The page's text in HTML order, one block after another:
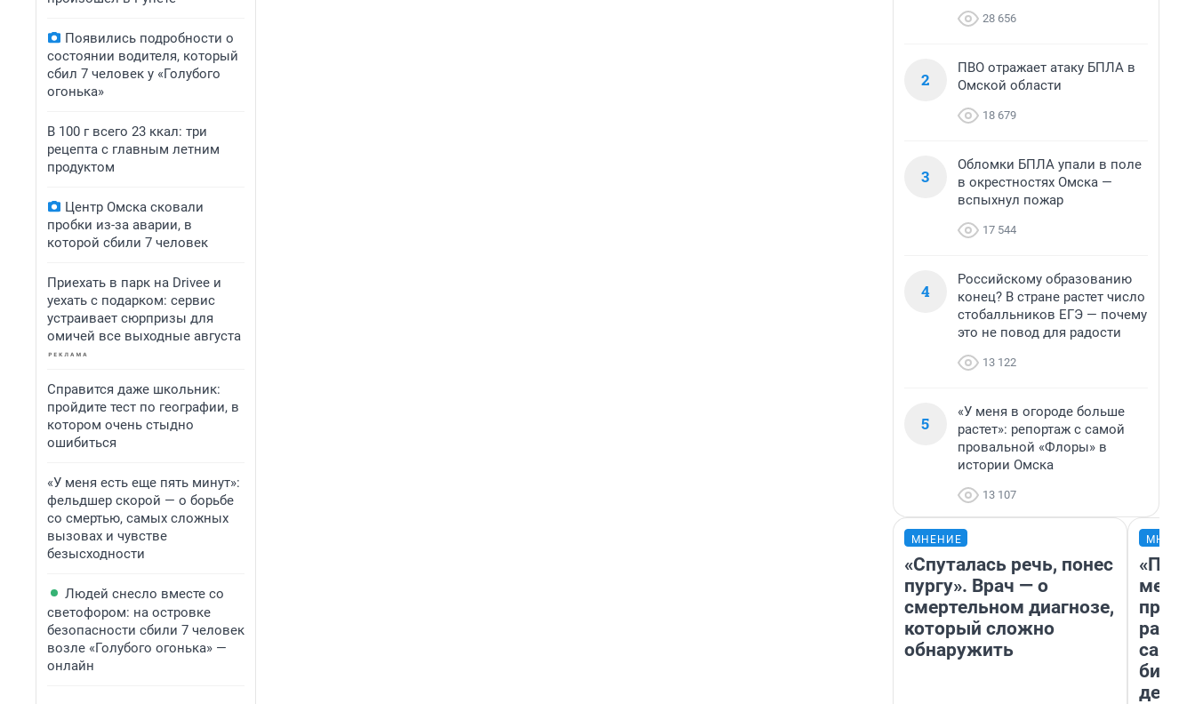
Появились подробности о
состоянии водителя, который
сбил 7 человек у «Голубого
огонька»
В 100 г всего 23 ккал: три
рецепта с главным летним
продуктом
Центр Омска сковали
пробки из-за аварии, в
которой сбили 7 человек
Приехать в парк на Drivee и
уехать с подарком: сервис
устраивает сюрпризы для
омичей все выходные августа
Справится даже школьник:
пройдите тест по географии, в
котором очень стыдно
ошибиться
«У меня есть еще пять минут»:
фельдшер скорой — о борьбе
со смертью, самых сложных
вызовах и чувстве
безысходности
Людей снесло вместе со
светофором: на островке
безопасности сбили 7 человек
возле «Голубого огонька» —
онлайн
28 656
2
ПВО отражает атаку БПЛА в
Омской области
18 679
3
Обломки БПЛА упали в поле
в окрестностях Омска —
вспыхнул пожар
17 544
4
Российскому образованию
конец? В стране растет число
стобалльников ЕГЭ — почему
это не повод для радости
13 122
5
«У меня в огороде больше
растет»: репортаж с самой
провальной «Флоры» в
истории Омска
13 107
МНЕНИЕ
«Спуталась речь, понес
пургу». Врач — о
смертельном диагнозе,
который сложно
обнаружить